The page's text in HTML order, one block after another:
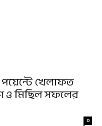
খেলাফত
ও মিছিল সফলের
0